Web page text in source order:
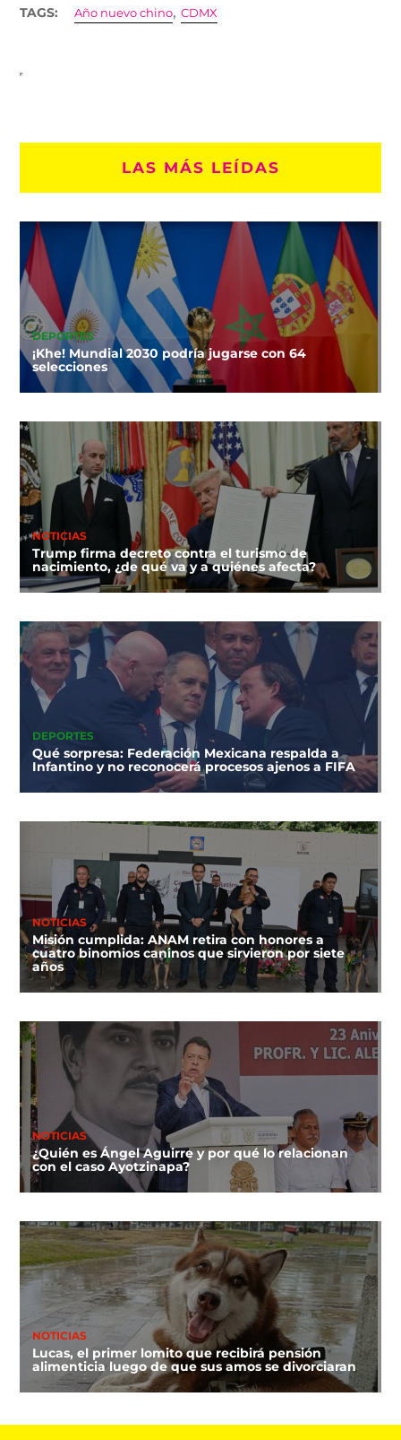
TAGS: Año nuevo chino,CDMX
LAS MÁS LEÍDAS
DEPORTES
¡Khe! Mundial 2030 podría jugarse con 64
selecciones
NOTICIAS
Trump firma decreto contra el turismo de
nacimiento, ¿de qué va y a quiénes afecta?
DEPORTES
Qué sorpresa: Federación Mexicana respalda a
Infantino y no reconocerá procesos ajenos a FIFA
NOTICIAS
Misión cumplida: ANAM retira con honores a
cuatro binomios caninos que sirvieron por siete
años
NOTICIAS
¿Quién es Ángel Aguirre y por qué lo relacionan
con el caso Ayotzinapa?
NOTICIAS
Lucas, el primer lomito que recibirá pensión
alimenticia luego de que sus amos se divorciaran